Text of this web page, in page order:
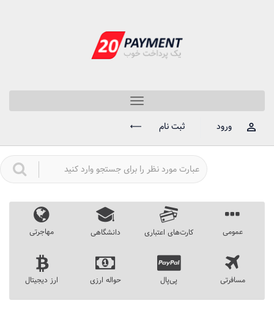
Toggle
navigation
ورود
ثبت نام
عمومی کارت‌های اعتباری دانشگاهی مهاجرتی
مسافرتی پی‌پال حواله ارزی ارز دیجیتال